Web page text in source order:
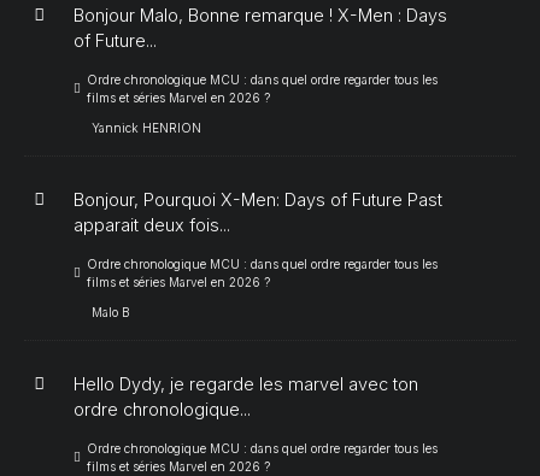
Bonjour Malo, Bonne remarque ! X-Men : Days
of Future...
Ordre chronologique MCU : dans quel ordre regarder tous les
films et séries Marvel en 2026 ?
Yannick HENRION
Bonjour, Pourquoi X-Men: Days of Future Past
apparait deux fois...
Ordre chronologique MCU : dans quel ordre regarder tous les
films et séries Marvel en 2026 ?
Malo B
Hello Dydy, je regarde les marvel avec ton
ordre chronologique...
Ordre chronologique MCU : dans quel ordre regarder tous les
films et séries Marvel en 2026 ?